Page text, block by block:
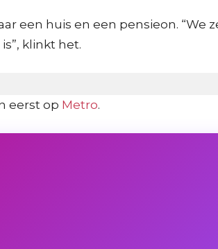
een huis en een pensieon. “We
klinkt het.
eerst op Metro.